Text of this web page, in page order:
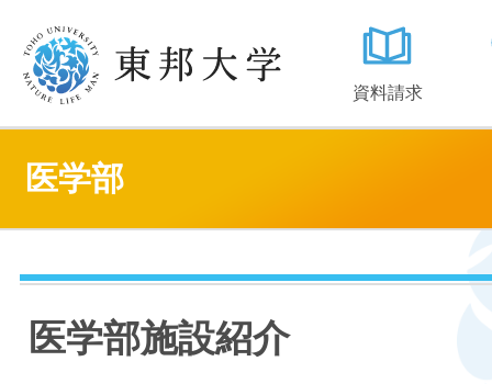
資料請求
医学部
医学部施設紹介